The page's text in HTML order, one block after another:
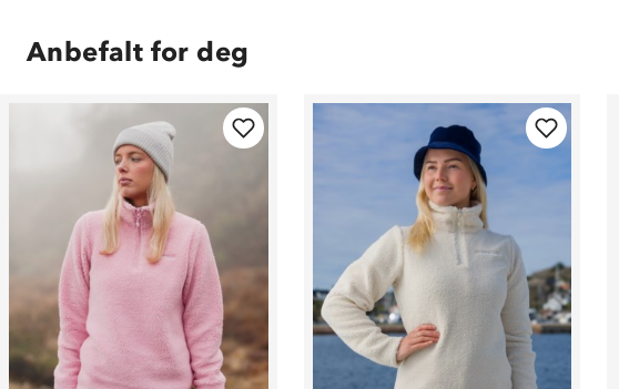
Anbefalt for deg